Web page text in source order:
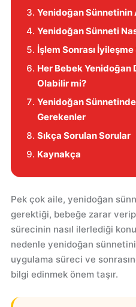
Yenidoğan Sünnetinin
Yenidoğan Sünneti
İşlem Sonrası İyileşme
Her Bebek Yenidoğan
Olabilir mi?
Yenidoğan
Gerekenler
Sıkça Sorulan Sorular
Kaynakça
Pek çok aile, yenidoğan
gerektiği, bebeğe zarar
sürecinin nasıl ilerlediği
nedenle yenidoğan
uygulama süreci ve
bilgi edinmek önem taşır.